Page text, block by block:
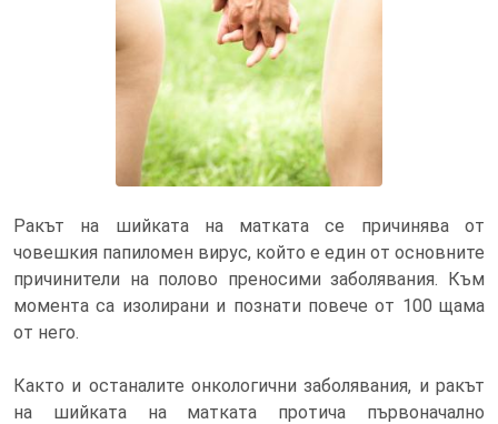
Ракът на шийката на матката се причинява от
човешкия папиломен вирус, който е един от основните
причинители на полово преносими заболявания. Към
момента са изолирани и познати повече от 100 щама
от него.
Както и останалите онкологични заболявания, и ракът
на шийката на матката протича първоначално